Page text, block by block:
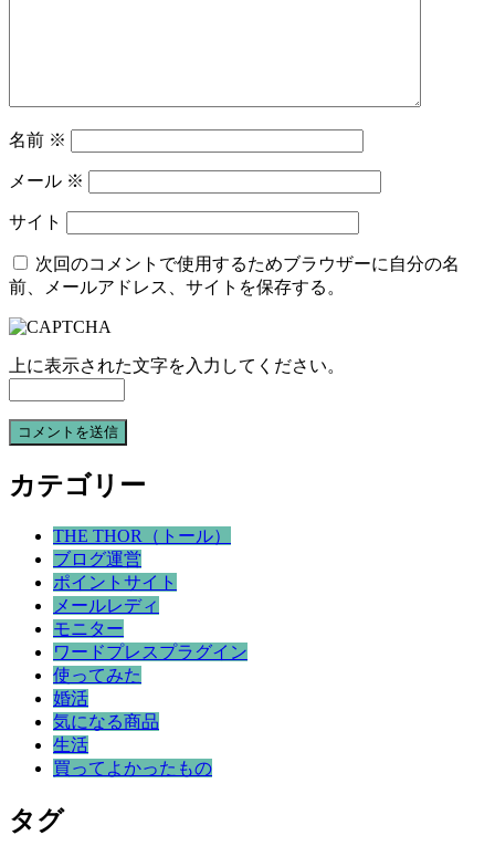
名前 ※
メール ※
サイト
次回のコメントで使用するためブラウザーに自分の名
前、メールアドレス、サイトを保存する。
上に表示された文字を入力してください。
カテゴリー
THE THOR（トール）
ブログ運営
ポイントサイト
メールレディ
モニター
ワードプレスプラグイン
使ってみた
婚活
気になる商品
生活
買ってよかったもの
タグ